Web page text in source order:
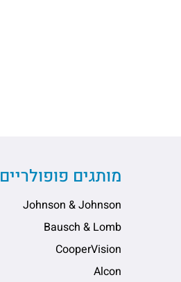
מותגים פופולריים
Johnson & Johnson
Bausch & Lomb
CooperVision
Alcon